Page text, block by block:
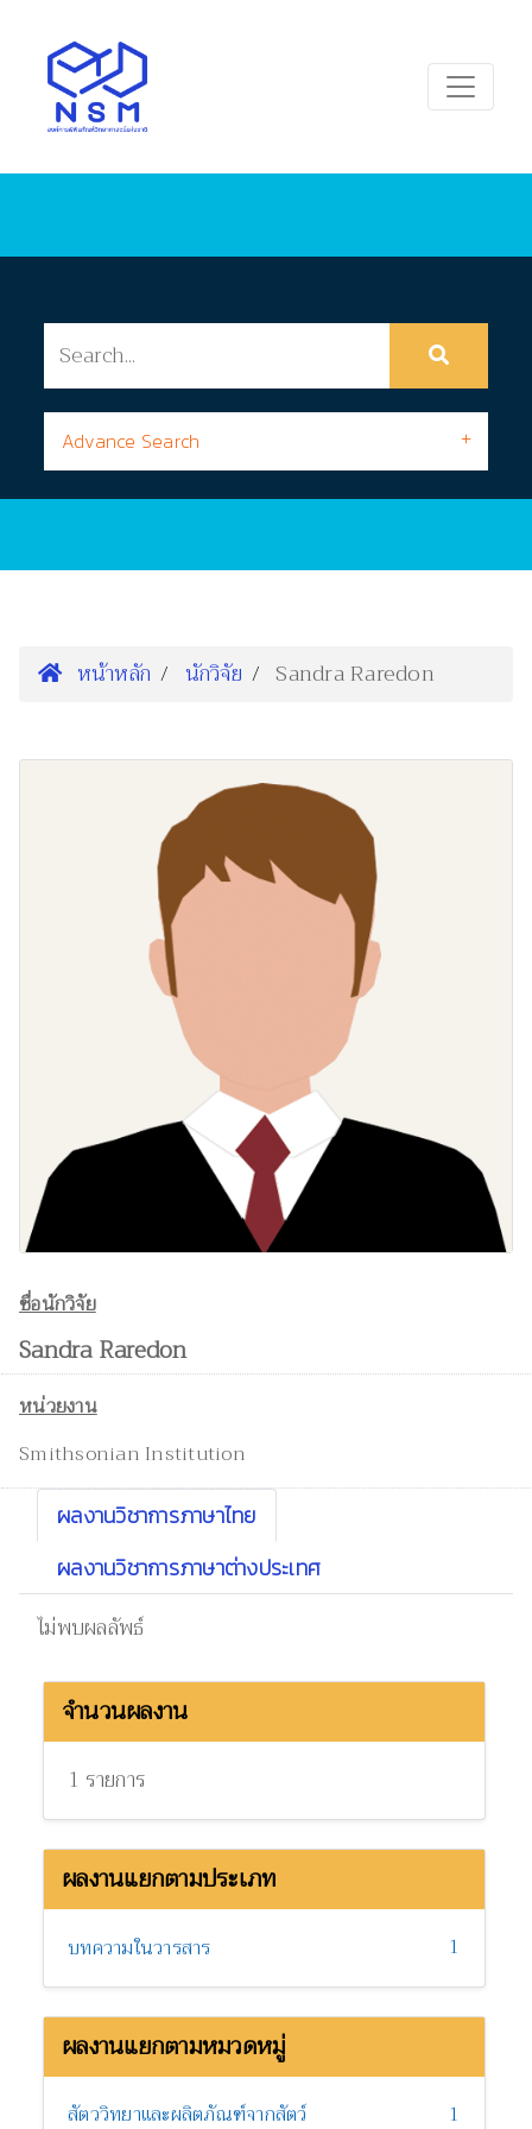
Advance Search
หน้าหลัก นักวิจัย Sandra Raredon
ชื่อนักวิจัย
Sandra Raredon
หน่วยงาน
Smithsonian Institution
ผลงานวิชาการภาษาไทย
ผลงานวิชาการภาษาต่างประเทศ
ไม่พบผลลัพธ์
จำนวนผลงาน
1 รายการ
ผลงานแยกตามประเภท
บทความในวารสาร 1
ผลงานแยกตามหมวดหมู่
สัตววิทยาและผลิตภัณฑ์จากสัตว์ 1